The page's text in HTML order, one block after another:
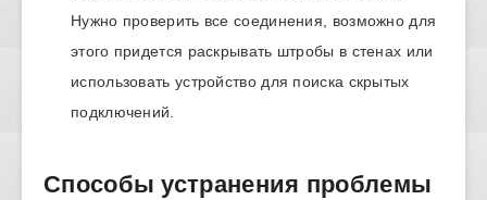
Нужно проверить все соединения, возможно для
этого придется раскрывать штробы в стенах или
использовать устройство для поиска скрытых
подключений.
Способы устранения проблемы